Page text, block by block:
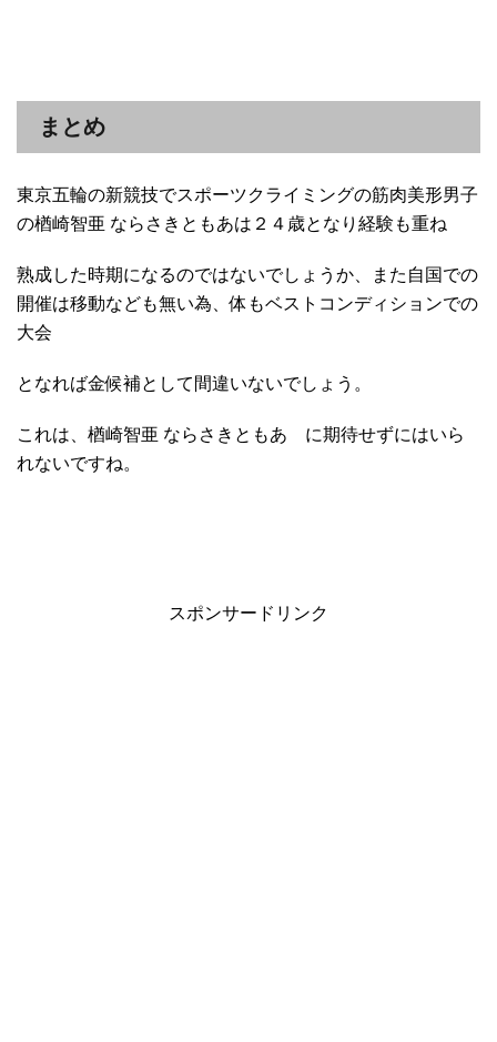
まとめ
東京五輪の新競技でスポーツクライミングの筋肉美形男子
の楢崎智亜 ならさきともあは２４歳となり経験も重ね
熟成した時期になるのではないでしょうか、また自国での
開催は移動なども無い為、体もベストコンディションでの
大会
となれば金候補として間違いないでしょう。
これは、楢崎智亜 ならさきともあ に期待せずにはいら
れないですね。
スポンサードリンク